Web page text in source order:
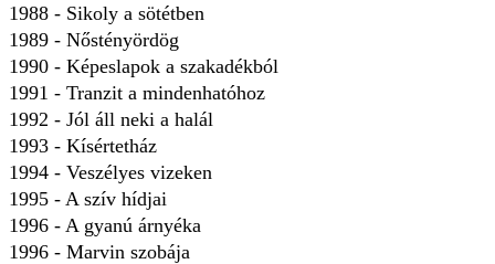
1988 - Sikoly a sötétben
1989 - Nőstényördög
1990 - Képeslapok a szakadékból
1991 - Tranzit a mindenhatóhoz
1992 - Jól áll neki a halál
1993 - Kísértetház
1994 - Veszélyes vizeken
1995 - A szív hídjai
1996 - A gyanú árnyéka
1996 - Marvin szobája